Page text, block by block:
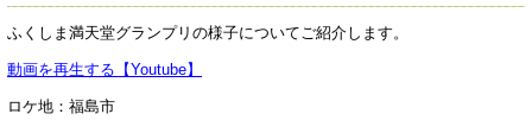
ふくしま満天堂グランプリの様子についてご紹介します。
動画を再生する【Youtube】
ロケ地：福島市